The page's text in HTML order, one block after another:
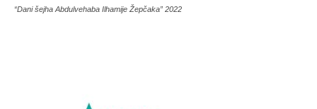
“Dani šejha Abdulvehaba Ilhamije Žepčaka” 2022